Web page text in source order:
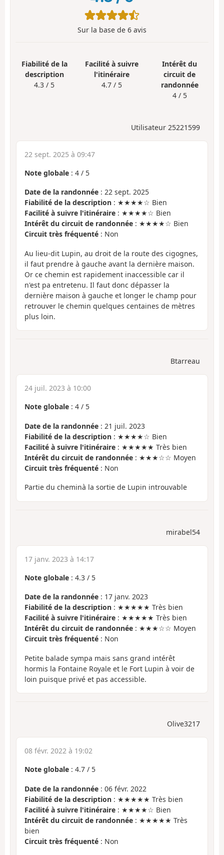
Sur la base de 6 avis
Fiabilité de la
description
4.3 / 5
Facilité à suivre
l'itinéraire
4.7 / 5
Intérêt du
circuit de
randonnée
4 / 5
Utilisateur 25221599
22 sept. 2025 à 09:47
Note globale : 4 / 5
Date de la randonnée : 22 sept. 2025
Fiabilité de la description : ★★★★☆ Bien
Facilité à suivre l'itinéraire : ★★★★☆ Bien
Intérêt du circuit de randonnée : ★★★★☆ Bien
Circuit très fréquenté : Non
Au lieu-dit Lupin, au droit de la route des cigognes,
il faut prendre à gauche avant la dernière maison.
Or ce chemin est rapidement inaccessible car il
n'est pa entretenu. Il faut donc dépasser la
dernière maison à gauche et longer le champ pour
retrouver le chemin quelques centaines de mètres
plus loin.
Btarreau
24 juil. 2023 à 10:00
Note globale : 4 / 5
Date de la randonnée : 21 juil. 2023
Fiabilité de la description : ★★★★☆ Bien
Facilité à suivre l'itinéraire : ★★★★★ Très bien
Intérêt du circuit de randonnée : ★★★☆☆ Moyen
Circuit très fréquenté : Non
Partie du cheminà la sortie de Lupin introuvable
mirabel54
17 janv. 2023 à 14:17
Note globale : 4.3 / 5
Date de la randonnée : 17 janv. 2023
Fiabilité de la description : ★★★★★ Très bien
Facilité à suivre l'itinéraire : ★★★★★ Très bien
Intérêt du circuit de randonnée : ★★★☆☆ Moyen
Circuit très fréquenté : Non
Petite balade sympa mais sans grand intérêt
hormis la Fontaine Royale et le Fort Lupin à voir de
loin puisque privé et pas accessible.
Olive3217
08 févr. 2022 à 19:02
Note globale : 4.7 / 5
Date de la randonnée : 06 févr. 2022
Fiabilité de la description : ★★★★★ Très bien
Facilité à suivre l'itinéraire : ★★★★☆ Bien
Intérêt du circuit de randonnée : ★★★★★ Très
bien
Circuit très fréquenté : Non